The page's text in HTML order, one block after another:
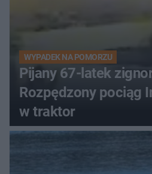
WYPADEK NA POMORZU
Pijany 67-latek
Rozpędzony pociąg
w traktor